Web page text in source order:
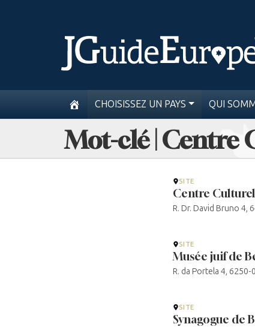
CHOISISSEZ UN PAYS QUI
Mot-clé | Centre
SITE
Centre
R. Dr. David Bruno 4,
SITE
Musée juif de
R. da Portela 4,
SITE
Synagogue de